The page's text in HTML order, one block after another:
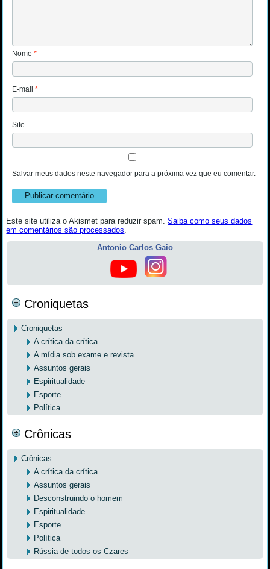
Nome*
E-mail*
Site
Salvar meus dados neste navegador para a próxima vez que eu comentar.
Este site utiliza o Akismet para reduzir spam.Saiba como seus dados
em comentários são processados
Antonio Carlos Gaio
Croniquetas
Croniquetas
A crítica da crítica
A mídia sob exame e revista
Assuntos gerais
Espiritualidade
Esporte
Política
Crônicas
Crônicas
A crítica da crítica
Assuntos gerais
Desconstruindo o homem
Espiritualidade
Esporte
Política
Rússia de todos os Czares